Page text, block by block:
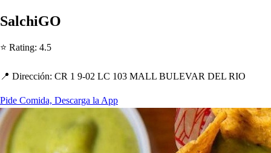
SalchiGO
⭐ Rating: 4.5
📍 Dirección: CR 1 9-02 LC 103 MALL BULEVAR DEL RIO
Pide Comida, Descarga la App